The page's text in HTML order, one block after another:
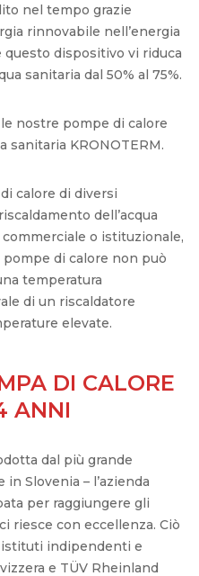
nel tempo grazie
rinnovabile nell’energia
dispositivo vi riduca
sanitaria dal 50% al 75%.
nostre pompe di calore
sanitaria KRONOTERM.
calore di diversi
dell’acqua
o istituzionale,
di calore non può
temperatura
di un riscaldatore
elevate.
DI CALORE
ANNI
dal più grande
Slovenia – l’azienda
per raggiungere gli
riesce con eccellenza. Ciò
indipendenti e
e TÜV Rheinland